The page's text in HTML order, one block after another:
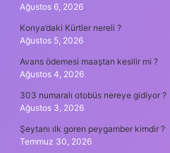
Ağustos 6, 2026
Konya’daki Kürtler nereli ?
Ağustos 5, 2026
Avans ödemesi maaştan kesilir mi ?
Ağustos 4, 2026
303 numaralı otobüs nereye gidiyor ?
Ağustos 3, 2026
Şeytanı ılk goren peygamber kimdir ?
Temmuz 30, 2026